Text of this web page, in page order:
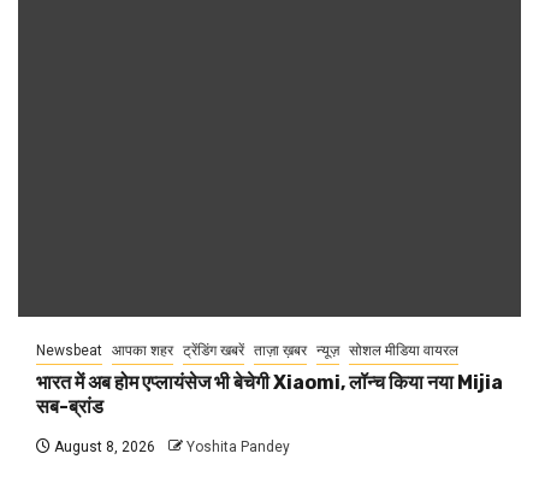
Newsbeat आपका शहर ट्रेंडिंग खबरें ताज़ा ख़बर न्यूज़ सोशल मीडिया वायरल
भारत में अब होम एप्लायंसेज भी बेचेगी Xiaomi, लॉन्च किया नया Mijia
सब-ब्रांड
August 8, 2026 Yoshita Pandey